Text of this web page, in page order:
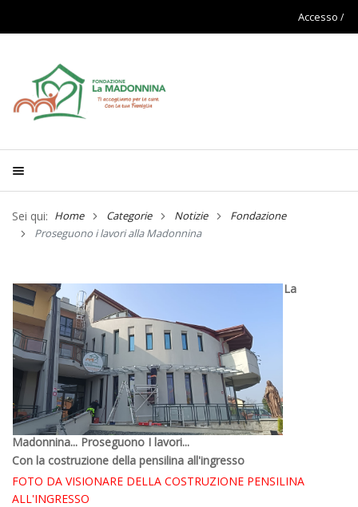
Accesso
Sei qui: Home Categorie Notizie
Fondazione
Proseguono i lavori alla Madonnina
La
Madonnina... Proseguono I lavori...
Con la costruzione della pensilina all'ingresso
FOTO DA VISIONARE DELLA COSTRUZIONE PENSILINA
ALL'INGRESSO